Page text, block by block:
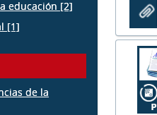
educación [2]
[1]
de la